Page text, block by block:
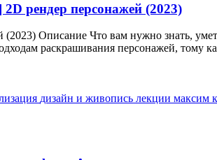
рендер персонажей (2023)
Описание Что вам нужно знать,
раскрашивания персонажей, тому
дизайн и живопись лекции максим